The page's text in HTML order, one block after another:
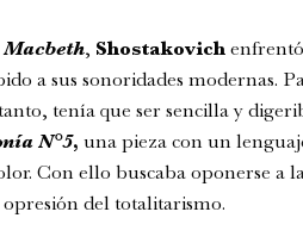
, Shostakovich
a sus sonoridades modernas.
tenía que ser sencilla y
N°5, una pieza con un
Con ello buscaba oponerse a
del totalitarismo.